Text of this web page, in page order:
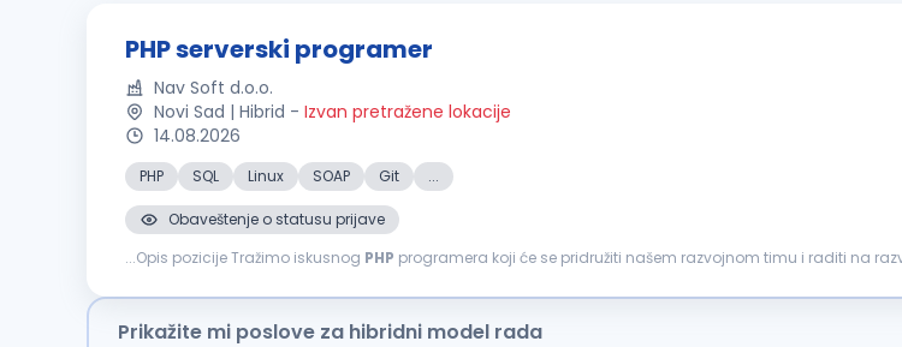
PHP serverski programer
Nav Soft d.o.o.
Novi Sad | Hibrid - Izvan pretražene lokacije
14.08.2026
PHP SQL Linux SOAP Git ...
Obaveštenje o statusu prijave
...Opis pozicije Tražimo iskusnog PHP programera koji će se pridružiti našem razvojnom timu i raditi na
Prikažite mi poslove za hibridni model rada